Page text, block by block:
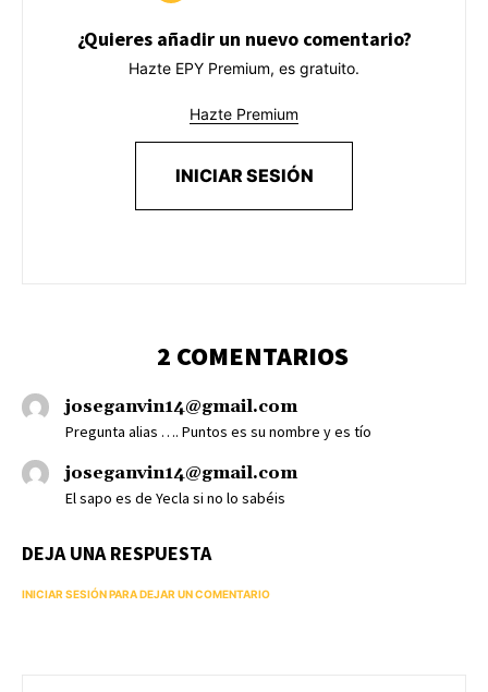
¿Quieres añadir un nuevo comentario?
Hazte EPY Premium, es gratuito.
Hazte Premium
INICIAR SESIÓN
2 COMENTARIOS
joseganvin14@gmail.com
Pregunta alias …. Puntos es su nombre y es tío
joseganvin14@gmail.com
El sapo es de Yecla si no lo sabéis
DEJA UNA RESPUESTA
INICIAR SESIÓN PARA DEJAR UN COMENTARIO